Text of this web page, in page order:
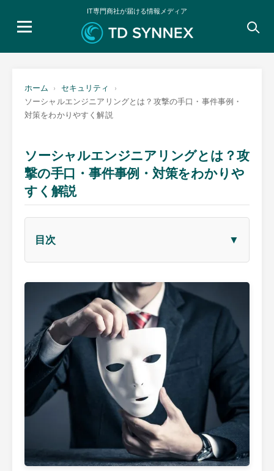
IT専門商社が届ける情報メディア
検
ホーム
セキュリティ
ソーシャルエンジニアリングとは？攻撃の手口・事件事例・
対策をわかりやすく解説
ソーシャルエンジニアリングとは？攻
撃の手口・事件事例・対策をわかりや
すく解説
目次 ▼